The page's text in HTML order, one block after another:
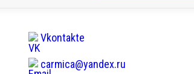
Vkontakte
carmica@yandex.ru